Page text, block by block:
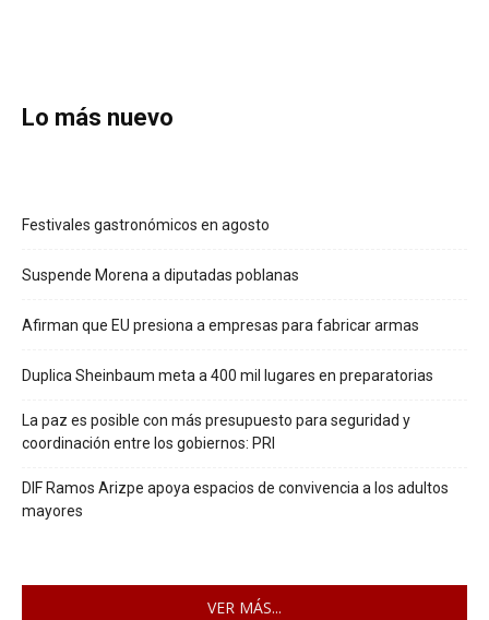
Lo más nuevo
Festivales gastronómicos en agosto
Suspende Morena a diputadas poblanas
Afirman que EU presiona a empresas para fabricar armas
Duplica Sheinbaum meta a 400 mil lugares en preparatorias
La paz es posible con más presupuesto para seguridad y
coordinación entre los gobiernos: PRI
DIF Ramos Arizpe apoya espacios de convivencia a los adultos
mayores
VER MÁS...